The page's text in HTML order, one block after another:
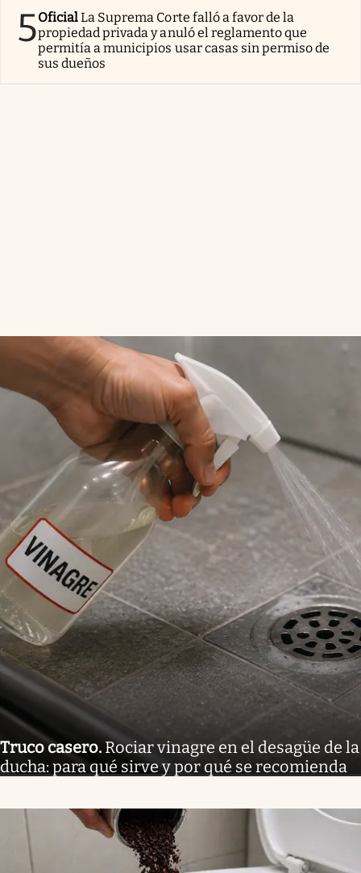
5OficialLa Suprema Corte falló a favor de la
propiedad privada y anuló el reglamento que
permitía a municipios usar casas sin permiso de
sus dueños
Truco casero. Rociar vinagre en el desagüe de la
ducha: para qué sirve y por qué se recomienda